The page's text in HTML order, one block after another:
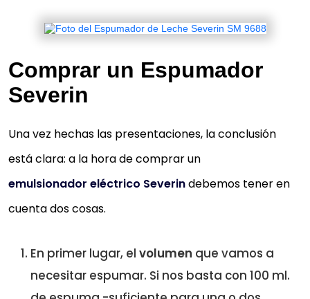
Comprar un Espumador
Severin
Una vez hechas las presentaciones, la conclusión
está clara: a la hora de comprar un
emulsionador eléctrico Severindebemos tener en
cuenta dos cosas.
En primer lugar, el volumen que vamos a
necesitar espumar. Si nos basta con 100 ml.